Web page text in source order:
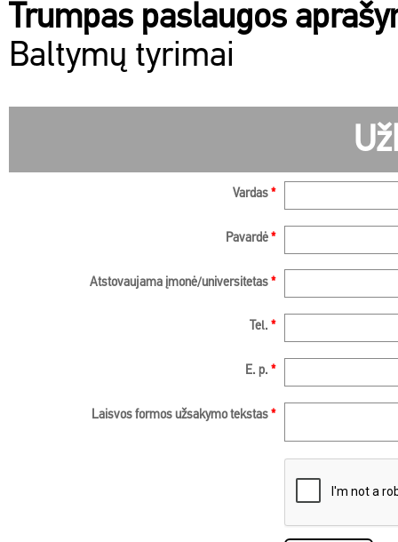
Trumpas paslaugos
Baltymų tyrimai
Vardas *
Pavardė *
Atstovaujama įmonė/universitetas *
Tel. *
E. p. *
Laisvos formos užsakymo tekstas *